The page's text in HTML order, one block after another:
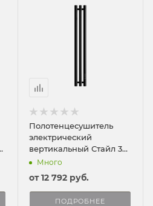
Полотенцесушитель
электрический
вертикальный Стайл 3
90/13
Много
от12 792 руб.
ПОДРОБНЕЕ